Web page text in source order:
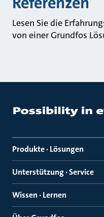
Lesen Sie die
von einer Grundfos
Produkte · Lösungen
Unterstützung · Service
Wissen · Lernen